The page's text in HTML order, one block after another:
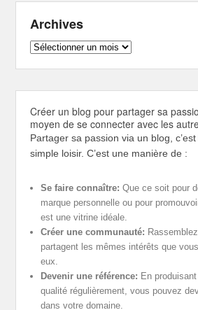
Archives
Archives
Créer un blog pour partager sa
moyen de se connecter avec les
Partager sa passion via un blog, c’est
simple loisir. C’est une manière de :
Se faire connaître: Que ce soit pour
marque personnelle ou pour
est une vitrine idéale.
Créer une communauté:
partagent les mêmes intérêts que
eux.
Devenir une référence: En
qualité régulièrement, vous pouvez
dans votre domaine.